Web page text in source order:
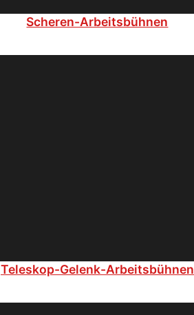
Scheren-Arbeitsbühnen
Teleskop-Gelenk-Arbeitsbühnen